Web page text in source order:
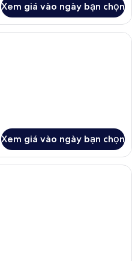
Xem giá vào ngày bạn chọn
Bàn, phòng cách âm, truy cập
Xem giá vào ngày bạn chọn
Bàn, phòng cách âm, truy cập